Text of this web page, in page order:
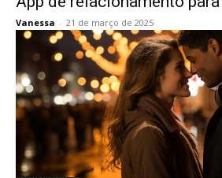
Vanessa - 21 de março de 2025